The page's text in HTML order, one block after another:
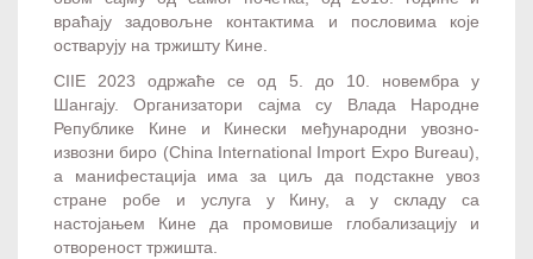
враћају задовољне контактима и пословима које
остварују на тржишту Кине.
CIIE 2023 одржаће се од 5. до 10. новембра у
Шангају. Организатори сајма су Влада Народне
Републике Кине и Кинески међународни увозно-
извозни биро (China International Import Expo Bureau),
а манифестација има за циљ да подстакне увоз
стране робе и услуга у Кину, а у складу са
настојањем Кине да промовише глобализацију и
отвореност тржишта.